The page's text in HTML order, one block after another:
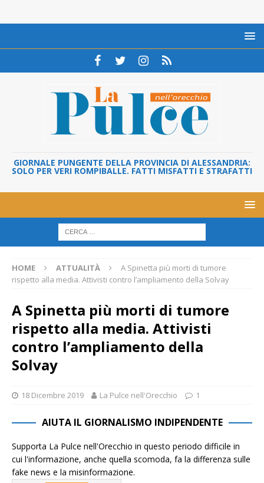
GIORNALE PUNGENTE DELLA PROVINCIA DI ALESSANDRIA:
SOLO PER VERI ROMPIBALLE. FATTI MISFATTI E STRAFATTI
HOME ATTUALITÀ
A Spinetta più morti di tumore
rispetto alla media. Attivisti contro l’ampliamento della Solvay
A Spinetta più morti di tumore
rispetto alla media. Attivisti
contro l’ampliamento della
Solvay
18 Dicembre 2019 La Pulce nell'Orecchio 1
AIUTA IL GIORNALISMO INDIPENDENTE
Supporta La Pulce nell'Orecchio in questo periodo difficile in
cui l'informazione, anche quella scomoda, fa la differenza sulle
fake news e la misinformazione.